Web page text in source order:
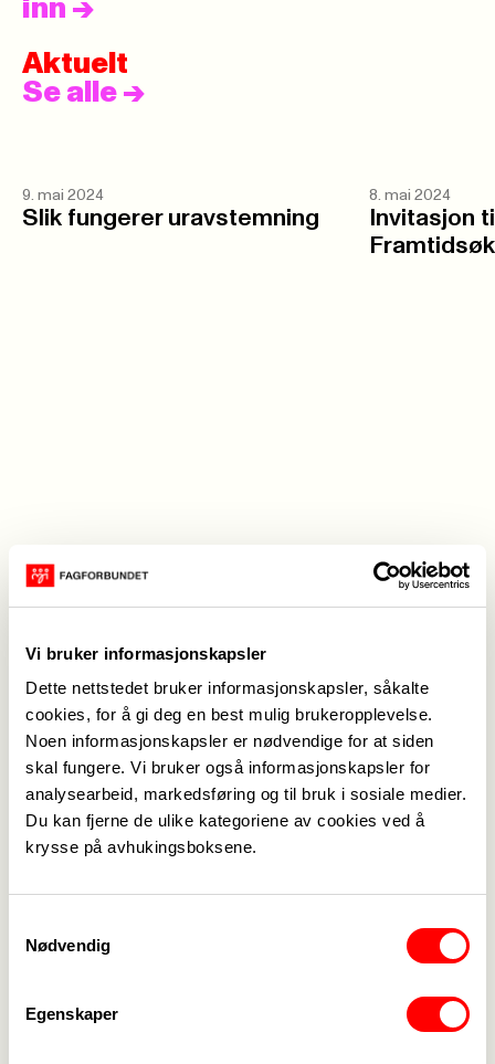
Vi bruker informasjonskapsler
Dette nettstedet bruker informasjonskapsler, såkalte
cookies, for å gi deg en best mulig brukeropplevelse.
Noen informasjonskapsler er nødvendige for at siden
skal fungere. Vi bruker også informasjonskapsler for
analysearbeid, markedsføring og til bruk i sosiale medier.
Du kan fjerne de ulike kategoriene av cookies ved å
krysse på avhukingsboksene.
Nødvendig
Egenskaper
inn ->
Aktuelt
Se alle ->
9. mai 2024
Slik fungerer uravstemning
8. mai 2024
Invitasjon